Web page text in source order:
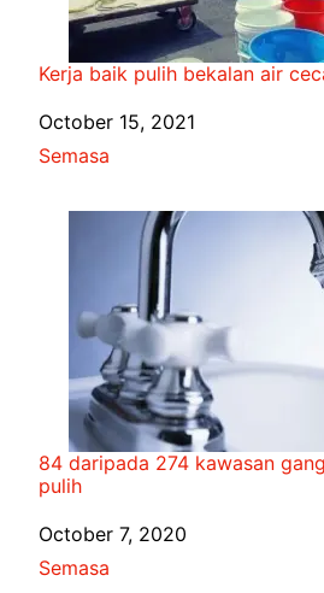
Kerja baik pulih bekalan air
Date
October 15, 2021
In relation to
Semasa
84 daripada 274 kawasan
pulih
Date
October 7, 2020
In relation to
Semasa